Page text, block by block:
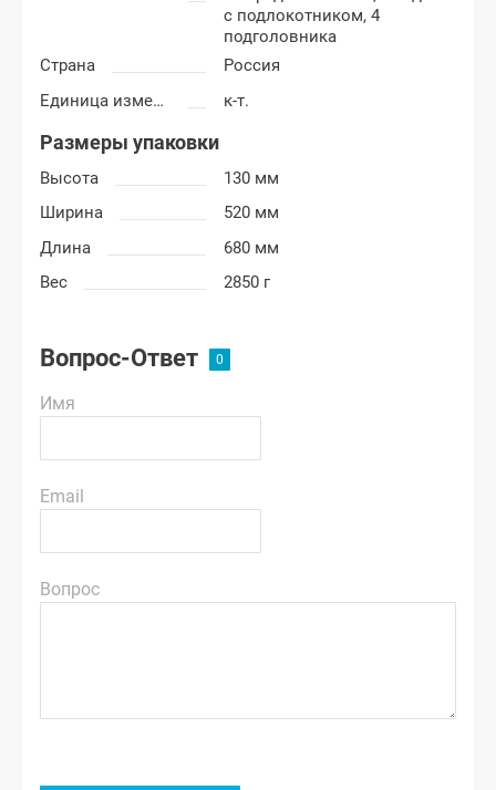
с подлокотником, 4
подголовника
Страна
Россия
Единица измерения
к-т.
Размеры упаковки
Высота
130 мм
Ширина
520 мм
Длина
680 мм
Вес
2850 г
Вопрос-Ответ
Имя
Email
Вопрос